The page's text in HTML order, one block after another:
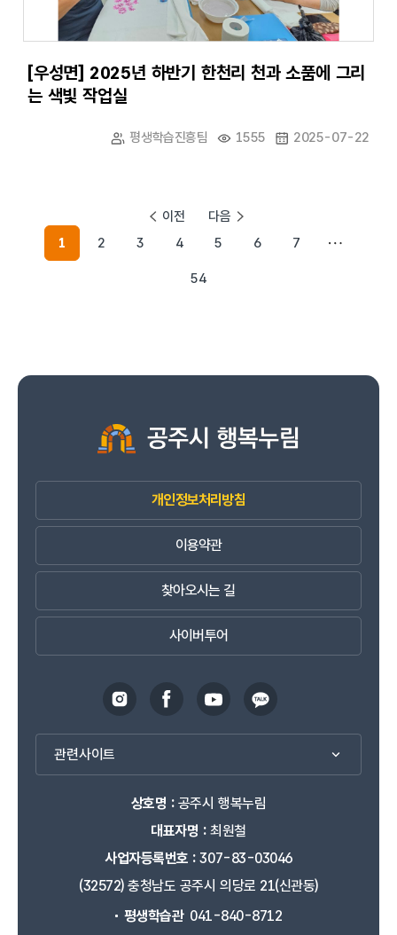
[우성면] 2025년 하반기 한천리 천과 소품에 그리
는 색빛 작업실
평생학습진흥팀 1555 2025-07-22
이전
1
2 3 4 5 6 7
54
다음
개인정보처리방침
이용약관
찾아오시는 길
사이버투어
관련사이트
상호명 :공주시 행복누림
대표자명 :최원철
사업자등록번호 :307-83-03046
(32572) 충청남도 공주시 의당로 21(신관동)
평생학습관 041-840-8712